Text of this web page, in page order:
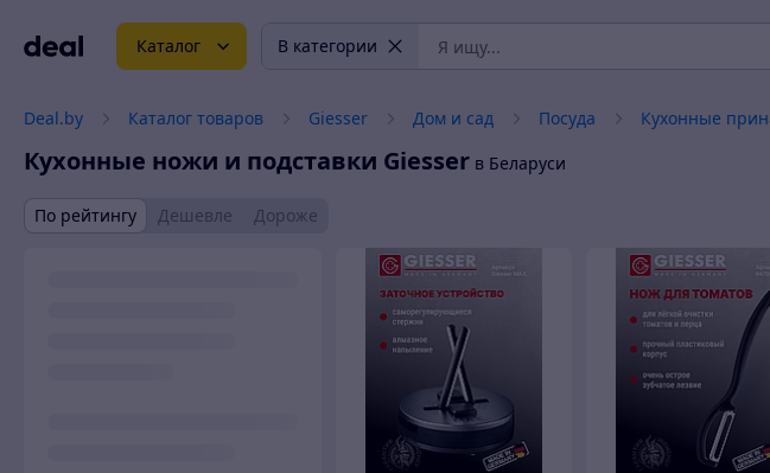
Каталог В категории
Deal.by Каталог товаров Giesser Дом и сад Посуда Кухонные
Кухонные ножи и подставки Giesser в Беларуси
По рейтингу Дешевле Дороже